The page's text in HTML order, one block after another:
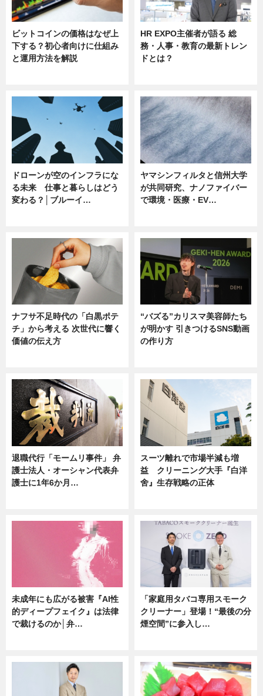
ビットコインの価格はなぜ上
下する？初心者向けに仕組み
と運用方法を解説
HR EXPO主催者が語る 総
務・人事・教育の最新トレン
ドとは？
ドローンが空のインフラにな
る未来 仕事と暮らしはどう
変わる？│ブルーイ…
ヤマシンフィルタと信州大学
が共同研究、ナノファイバー
で環境・医療・EV…
ナフサ不足時代の「白黒ポテ
チ」から考える 次世代に響く
価値の伝え方
“バズる”カリスマ美容師たち
が明かす 引きつけるSNS動画
の作り方
退職代行「モームリ事件」 弁
護士法人・オーシャン代表弁
護士に1年6か月…
スーツ離れで市場半減も増
益 クリーニング大手『白洋
舍』生存戦略の正体
未成年にも広がる被害『AI性
的ディープフェイク』は法律
で裁けるのか│弁…
「家庭用タバコ専用スモーク
クリーナー」登場！“最後の分
煙空間”に参入し…